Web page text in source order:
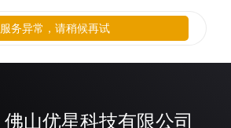
佛山优星科技有限公司
服务异常，请稍候再试